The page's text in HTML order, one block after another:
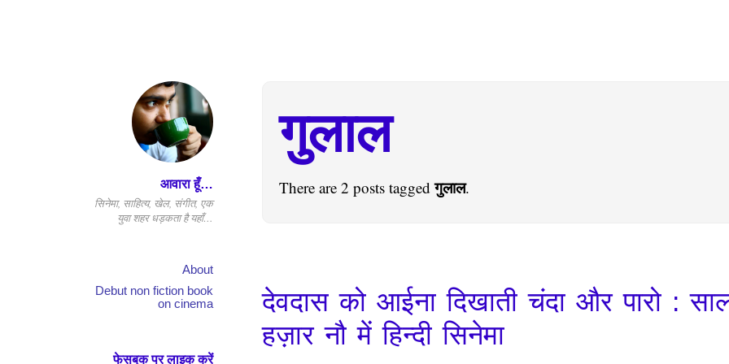
आवारा हूँ…
सिनेमा, साहित्य, खेल, संगीत, एक
युवा शहर धड़कता है यहाँ…
About
Debut non fiction book
on cinema
गुलाल
There are 2 posts taggedगुलाल.
देवदास को आईना दिखाती चंदा और पारो :
हज़ार नौ में हिन्दी सिनेमा
फेसबुक पर लाइक करें